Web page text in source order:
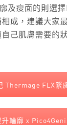
及瘦面的則選
成，建議大家
己肌膚需要的
Thermage FLX緊
輪廓 x